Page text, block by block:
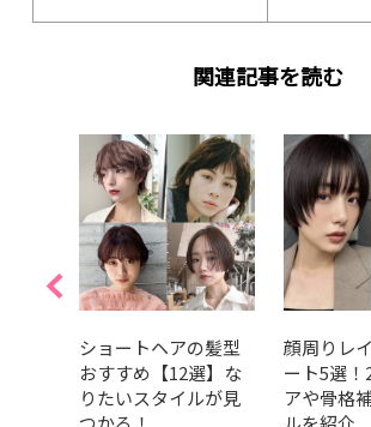
関連記事を読む
ショートヘアの髪型
おすすめ【12選】な
りたいスタイルが見
顔周りレ
ート5選！
アや骨格